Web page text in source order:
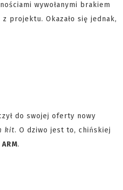
wywołanymi brakiem
projektu. Okazało się jednak,
do swojej oferty nowy
kit. O dziwo jest to, chińskiej
.